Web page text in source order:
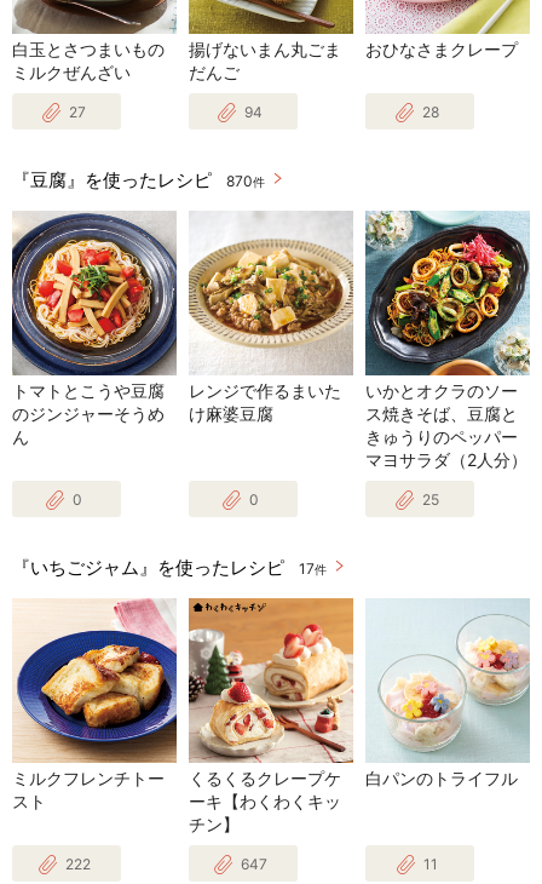
白玉とさつまいもの
ミルクぜんざい
27
揚げないまん丸ごま
だんご
94
おひなさまクレープ
28
『豆腐』を使ったレシピ 870件
トマトとこうや豆腐
のジンジャーそうめ
ん
0
レンジで作るまいた
け麻婆豆腐
0
いかとオクラのソー
ス焼きそば、豆腐と
きゅうりのペッパー
マヨサラダ（2人分）
25
『いちごジャム』を使ったレシピ 17件
ミルクフレンチトー
スト
222
くるくるクレープケ
ーキ【わくわくキッ
チン】
647
白パンのトライフル
11